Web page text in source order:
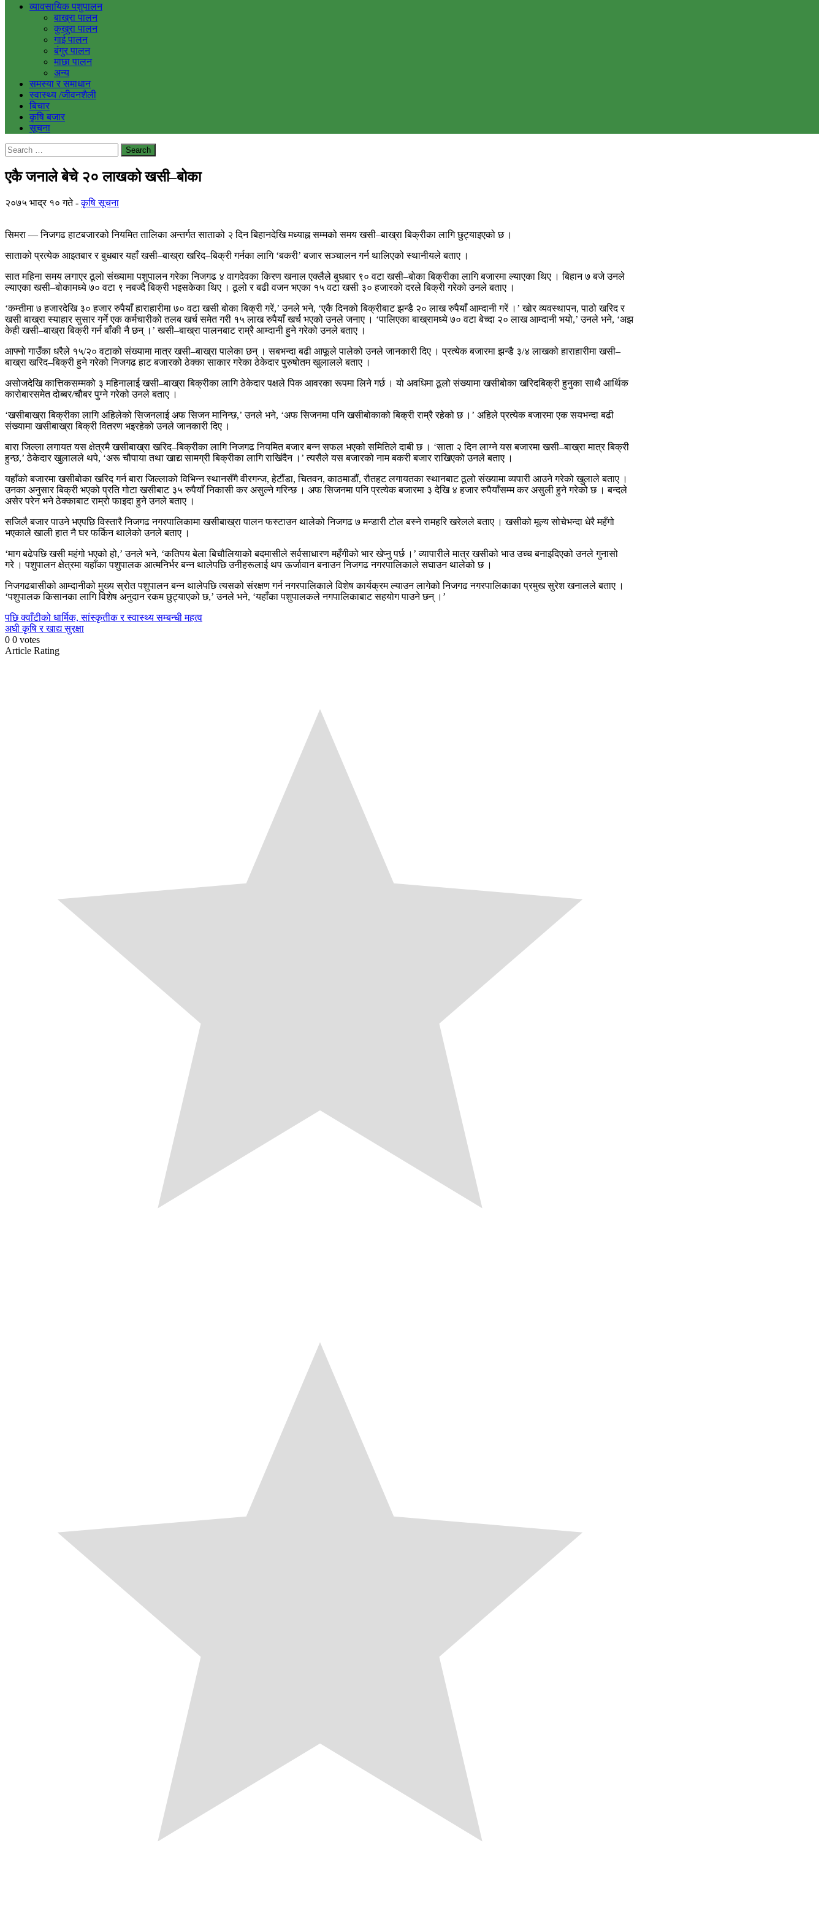
व्यावसायिक पशुपालन
बाख्रा पालन
कुखुरा पालन
गाई पालन
बंगुर पालन
माछा पालन
अन्य
समस्या र समाधान
स्वास्थ्य /जीवनशैली
बिचार
कृषि बजार
सूचना
Search
for:
एकै जनाले बेचे २० लाखको खसी–बोका
२०७५ भाद्र १० गते कृषि सूचना
सिमरा — निजगढ हाटबजारको नियमित तालिका अन्तर्गत साताको २ दिन बिहानदेखि मध्याह्न सम्मको समय खसी–बाख्रा बिक्रीका लागि छुट्याइएको छ ।
साताको प्रत्येक आइतबार र बुधबार यहाँ खसी–बाख्रा खरिद–बिक्री गर्नका लागि ‘बकरी’ बजार सञ्चालन गर्न थालिएको स्थानीयले बताए ।
सात महिना समय लगाएर ठूलो संख्यामा पशुपालन गरेका निजगढ ४ वागदेवका किरण खनाल एक्लैले बुधबार ९० वटा खसी–बोका बिक्रीका लागि बजारमा ल्याएका थिए । बिहान ७ बजे उनले
ल्याएका खसी–बोकामध्ये ७० वटा ९ नबज्दै बिक्री भइसकेका थिए । ठूलो र बढी वजन भएका १५ वटा खसी ३० हजारको दरले बिक्री गरेको उनले बताए ।
‘कम्तीमा ७ हजारदेखि ३० हजार रुपैयाँ हाराहारीमा ७० वटा खसी बोका बिक्री गरें,’ उनले भने, ‘एकै दिनको बिक्रीबाट झन्डै २० लाख रुपैयाँ आम्दानी गरें ।’ खोर व्यवस्थापन, पाठो खरिद र
खसी बाख्रा स्याहार सुसार गर्ने एक कर्मचारीको तलब खर्च समेत गरी १५ लाख रुपैयाँ खर्च भएको उनले जनाए । ‘पालिएका बाख्रामध्ये ७० वटा बेच्दा २० लाख आम्दानी भयो,’ उनले भने, ‘अझ
केही खसी–बाख्रा बिक्री गर्न बाँकी नै छन् ।’ खसी–बाख्रा पालनबाट राम्रै आम्दानी हुने गरेको उनले बताए ।
आफ्नो गाउँका धरैले १५/२० वटाको संख्यामा मात्र खसी–बाख्रा पालेका छन् । सबभन्दा बढी आफूले पालेको उनले जानकारी दिए । प्रत्येक बजारमा झन्डै ३/४ लाखको हाराहारीमा खसी–
बाख्रा खरिद–बिक्री हुने गरेको निजगढ हाट बजारको ठेक्का साकार गरेका ठेकेदार पुरुषोतम खुलालले बताए ।
असोजदेखि कात्तिकसम्मको ३ महिनालाई खसी–बाख्रा बिक्रीका लागि ठेकेदार पक्षले पिक आवरका रूपमा लिने गर्छ । यो अवधिमा ठूलो संख्यामा खसीबोका खरिदबिक्री हुनुका साथै आर्थिक
कारोबारसमेत दोब्बर/चौबर पुग्ने गरेको उनले बताए ।
‘खसीबाख्रा बिक्रीका लागि अहिलेको सिजनलाई अफ सिजन मानिन्छ,’ उनले भने, ‘अफ सिजनमा पनि खसीबोकाको बिक्री राम्रै रहेको छ ।’ अहिले प्रत्येक बजारमा एक सयभन्दा बढी
संख्यामा खसीबाख्रा बिक्री वितरण भइरहेको उनले जानकारी दिए ।
बारा जिल्ला लगायत यस क्षेत्रमै खसीबाख्रा खरिद–बिक्रीका लागि निजगढ नियमित बजार बन्न सफल भएको समितिले दाबी छ । ‘साता २ दिन लाग्ने यस बजारमा खसी–बाख्रा मात्र बिक्री
हुन्छ,’ ठेकेदार खुलालले थपे, ‘अरू चौपाया तथा खाद्य सामग्री बिक्रीका लागि राखिंदैन ।’ त्यसैले यस बजारको नाम बकरी बजार राखिएको उनले बताए ।
यहाँको बजारमा खसीबोका खरिद गर्न बारा जिल्लाको विभिन्न स्थानसँगै वीरगन्ज, हेटौंडा, चितवन, काठमाडौं, रौतहट लगायतका स्थानबाट ठूलो संख्यामा व्यपारी आउने गरेको खुलाले बताए ।
उनका अनुसार बिक्री भएको प्रति गोटा खसीबाट ३५ रुपैयाँ निकासी कर असुल्ने गरिन्छ । अफ सिजनमा पनि प्रत्येक बजारमा ३ देखि ४ हजार रुपैयाँसम्म कर असुली हुने गरेको छ । बन्दले
असेर परेन भने ठेक्काबाट राम्रो फाइदा हुने उनले बताए ।
सजिलै बजार पाउने भएपछि विस्तारै निजगढ नगरपालिकामा खसीबाख्रा पालन फस्टाउन थालेको निजगढ ७ मन्डारी टोल बस्ने रामहरि खरेलले बताए । खसीको मूल्य सोचेभन्दा धेरै महँगो
भएकाले खाली हात नै घर फर्किन थालेको उनले बताए ।
‘माग बढेपछि खसी महंगो भएको हो,’ उनले भने, ‘कतिपय बेला बिचौलियाको बदमासीले सर्वसाधारण महँगीको भार खेप्नु पर्छ ।’ व्यापारीले मात्र खसीको भाउ उच्च बनाइदिएको उनले गुनासो
गरे । पशुपालन क्षेत्रमा यहाँका पशुपालक आत्मनिर्भर बन्न थालेपछि उनीहरूलाई थप ऊर्जावान बनाउन निजगढ नगरपालिकाले सघाउन थालेको छ ।
निजगढबासीको आम्दानीको मुख्य स्रोत पशुपालन बन्न थालेपछि त्यसको संरक्षण गर्न नगरपालिकाले विशेष कार्यक्रम ल्याउन लागेको निजगढ नगरपालिकाका प्रमुख सुरेश खनालले बताए ।
‘पशुपालक किसानका लागि विशेष अनुदान रकम छुट्याएको छ,’ उनले भने, ‘यहाँका पशुपालकले नगपालिकाबाट सहयोग पाउने छन् ।’
Continue
Reading
पछिक्वाँटीको धार्मिक, सांस्कृतीक र स्वास्थ्य सम्बन्धी महत्व
अघीकृषि र खाद्य सुरक्षा
0 0 votes
Article Rating